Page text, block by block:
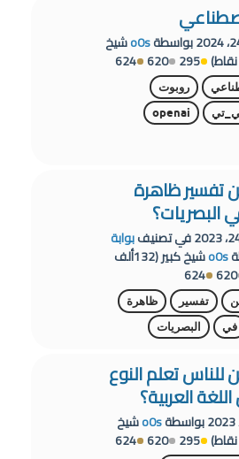
بواسطةo0sشيخ
نقاط) 295
620
624
روبوت
openai
ظاهرة
البصريات؟
في تصنيفبوابة
o0sشيخ كبير(132ألف
620
624
تفسير
ظاهرة
في البصريات
تعلم النوع
العربية؟
بواسطةo0sشيخ
نقاط) 295
620
624